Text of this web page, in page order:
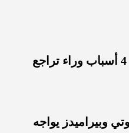
الدولار يتراجع تحت الـ50.. 4 أسباب وراء تراجع
وبيراميدز يواجه